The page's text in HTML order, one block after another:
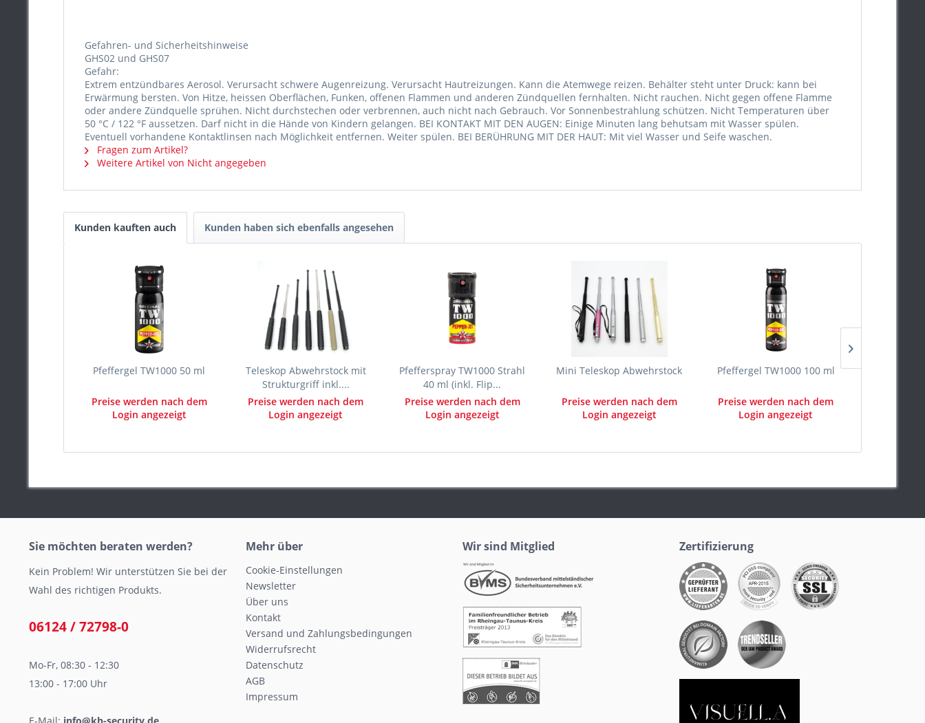
Gefahren- und Sicherheitshinweise
GHS02 und GHS07
Gefahr:
Extrem entzündbares Aerosol. Verursacht schwere Augenreizung. Verursacht Hautreizungen. Kann die Atemwege reizen. Behälter steht unter Druck: kann bei
Erwärmung bersten. Von Hitze, heissen Oberflächen, Funken, offenen Flammen und anderen Zündquellen fernhalten. Nicht rauchen. Nicht gegen offene Flamme
oder andere Zündquelle sprühen. Nicht durchstechen oder verbrennen, auch nicht nach Gebrauch. Vor Sonnenbestrahlung schützen. Nicht Temperaturen über
50 °C / 122 °F aussetzen. Darf nicht in die Hände von Kindern gelangen. BEI KONTAKT MIT DEN AUGEN: Einige Minuten lang behutsam mit Wasser spülen.
Eventuell vorhandene Kontaktlinsen nach Möglichkeit entfernen. Weiter spülen. BEI BERÜHRUNG MIT DER HAUT: Mit viel Wasser und Seife waschen.
Fragen zum Artikel?
Weitere Artikel von Nicht angegeben
Kunden kauften auch Kunden haben sich ebenfalls angesehen
Pfeffergel TW1000 50 ml
Preise werden nach dem
Login angezeigt
Teleskop Abwehrstock mit
Strukturgriff inkl....
Preise werden nach dem
Login angezeigt
Pfefferspray TW1000 Strahl
40 ml (inkl. Flip...
Preise werden nach dem
Login angezeigt
Mini Teleskop Abwehrstock
Preise werden nach dem
Login angezeigt
Pfeffergel TW1000 100 ml
Preise werden nach dem
Login angezeigt
Sie möchten beraten werden?
Kein Problem! Wir unterstützen Sie bei der
Wahl des richtigen Produkts.
06124 / 72798-0
Mo-Fr, 08:30 - 12:30
13:00 - 17:00 Uhr
Mehr über
Cookie-Einstellungen
Newsletter
Über uns
Kontakt
Versand und Zahlungsbedingungen
Widerrufsrecht
Datenschutz
AGB
Impressum
Wir sind Mitglied Zertifizierung